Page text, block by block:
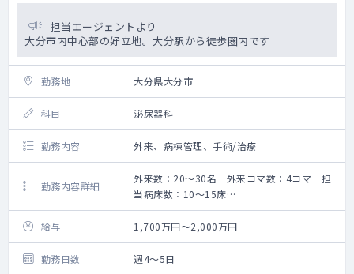
担当エージェントより
大分市内中心部の好立地。大分駅から徒歩圏内です
勤務地 大分県大分市
科目 泌尿器科
勤務内容 外来、病棟管理、手術/治療
勤務内容詳細
外来数：20～30名 外来コマ数：4コマ 担
当病床数：10～15床
手術数：月30～40件
給与
1,700万円～2,000万円
勤務日数 週4～5日